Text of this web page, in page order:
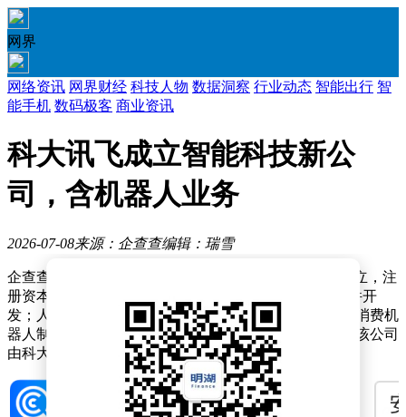
网界
网络资讯 网界财经 科技人物 数据洞察 行业动态 智能出行 智
能手机 数码极客 商业资讯
科大讯飞成立智能科技新公
司，含机器人业务
2026-07-08来源：企查查编辑：瑞雪
企查查APP显示，近日，安徽爻方智能科技有限公司成立，注
册资本3亿元，经营范围包含：人工智能理论与算法软件开
发；人工智能基础软件开发；智能机器人的研发；服务消费机
器人制造；智能机器人销售等。企查查股权穿透显示，该公司
由科大讯飞（002230）全资持股。